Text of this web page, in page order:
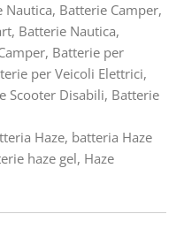
Nautica, Batterie Camper,
, Batterie Nautica,
, Batterie per
per Veicoli Elettrici,
Scooter Disabili, Batterie
Haze, batteria Haze
haze gel, Haze